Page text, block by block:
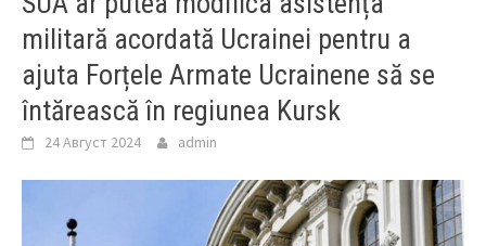
militară acordată Ucrainei pentru a
ajuta Forțele Armate Ucrainene să se
întărească în regiunea Kursk
24 Август 2024 admin